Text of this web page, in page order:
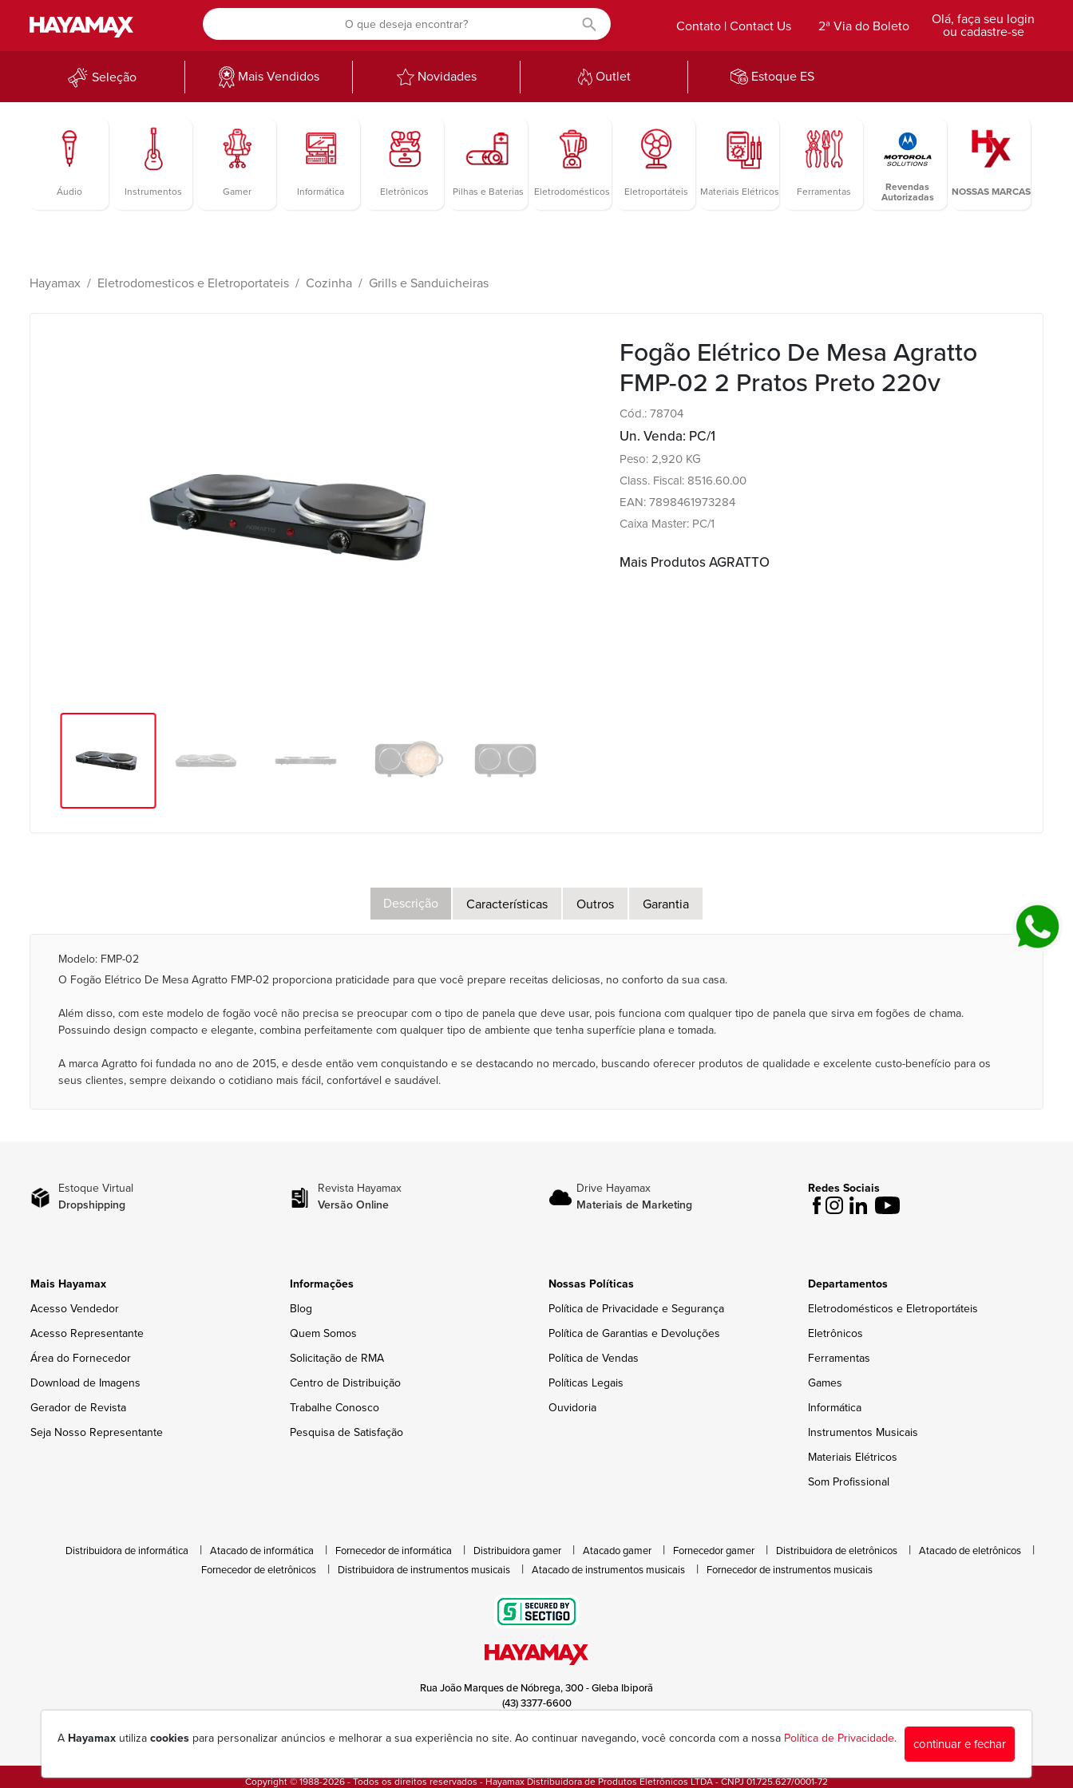
Olá, faça seu login
ou cadastre-se
2ª Via do Boleto
Contato | Contact Us
Seleção Mais Vendidos Novidades Outlet Estoque ES
Áudio Instrumentos Gamer Informática Eletrônicos Pilhas e Baterias Eletrodomésticos Eletroportáteis Materiais Elétricos Ferramentas
Revendas
Autorizadas
NOSSAS MARCAS
Hayamax Eletrodomesticos e Eletroportateis Cozinha Grills e Sanduicheiras
Fogão Elétrico De Mesa Agratto
FMP-02 2 Pratos Preto 220v
Cód.: 78704
Un. Venda: PC/1
Peso: 2,920 KG
Class. Fiscal: 8516.60.00
EAN: 7898461973284
Caixa Master: PC/1
Mais Produtos AGRATTO
Descrição Características Outros Garantia
Modelo: FMP-02
O Fogão Elétrico De Mesa Agratto FMP-02 proporciona praticidade para que você prepare receitas deliciosas, no conforto da sua casa.
Além disso, com este modelo de fogão você não precisa se preocupar com o tipo de panela que deve usar, pois funciona com qualquer tipo de panela que sirva em fogões de chama.
Possuindo design compacto e elegante, combina perfeitamente com qualquer tipo de ambiente que tenha superfície plana e tomada.
A marca Agratto foi fundada no ano de 2015, e desde então vem conquistando e se destacando no mercado, buscando oferecer produtos de qualidade e excelente custo-benefício para os
seus clientes, sempre deixando o cotidiano mais fácil, confortável e saudável.
Estoque Virtual
Dropshipping
Revista Hayamax
Versão Online
Drive Hayamax
Materiais de Marketing
Redes Sociais
Mais Hayamax
Acesso Vendedor
Acesso Representante
Área do Fornecedor
Download de Imagens
Gerador de Revista
Seja Nosso Representante
Informações
Blog
Quem Somos
Solicitação de RMA
Centro de Distribuição
Trabalhe Conosco
Pesquisa de Satisfação
Nossas Políticas
Política de Privacidade e Segurança
Política de Garantias e Devoluções
Política de Vendas
Políticas Legais
Ouvidoria
Departamentos
Eletrodomésticos e Eletroportáteis
Eletrônicos
Ferramentas
Games
Informática
Instrumentos Musicais
Materiais Elétricos
Som Profissional
Distribuidora de informática Atacado de informática Fornecedor de informática Distribuidora gamer Atacado gamer Fornecedor gamer Distribuidora de eletrônicos
Atacado de eletrônicos
Fornecedor de eletrônicos
Distribuidora de instrumentos musicais Atacado de instrumentos musicais Fornecedor de instrumentos musicais
Rua João Marques de Nóbrega, 300 - Gleba Ibiporã
(43) 3377-6600
Segunda à sexta das 8:00 às 18:00
Copyright © 1988-2026 - Todos os direitos reservados - Hayamax Distribuidora de Produtos Eletrônicos LTDA - CNPJ 01.725.627/0001-72
A Hayamax utiliza cookies para personalizar anúncios e melhorar a sua experiência no site. Ao continuar navegando, você concorda com a nossa Política de Privacidade. continuar e fechar